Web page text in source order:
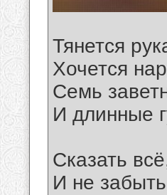
Тянется
Хочется
Семь
И длинные
Сказать
И не